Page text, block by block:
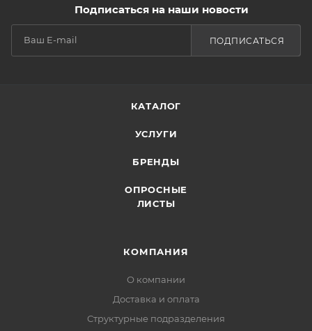
Подписаться на наши новости
ПОДПИСАТЬСЯ
КАТАЛОГ
УСЛУГИ
БРЕНДЫ
ОПРОСНЫЕ
ЛИСТЫ
КОМПАНИЯ
О компании
Доставка и оплата
Структурные подразделения